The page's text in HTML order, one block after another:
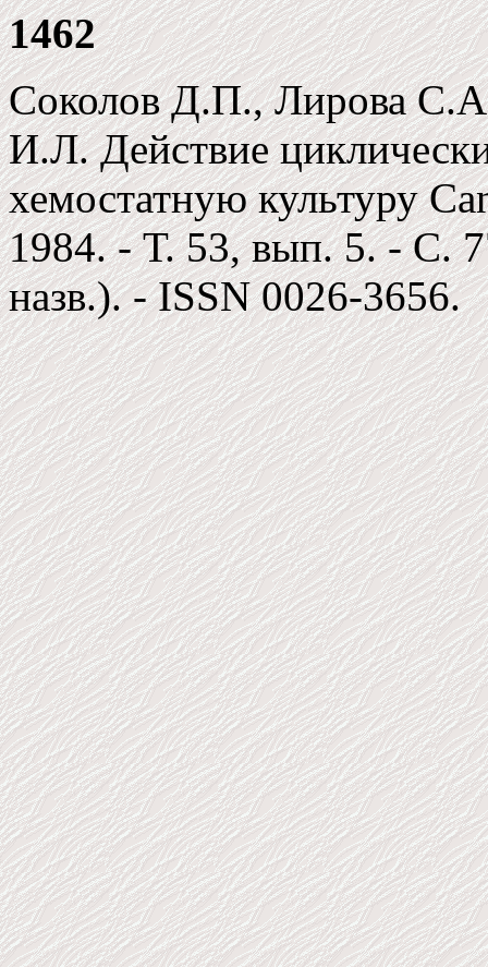
1462
Соколов Д.П., Лирова
И.Л. Действие
хемостатную культуру
1984. - Т. 53, вып. 5. - C.
назв.). - ISSN 0026-3656.